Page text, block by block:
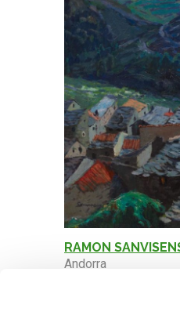
RAMON
Andorra